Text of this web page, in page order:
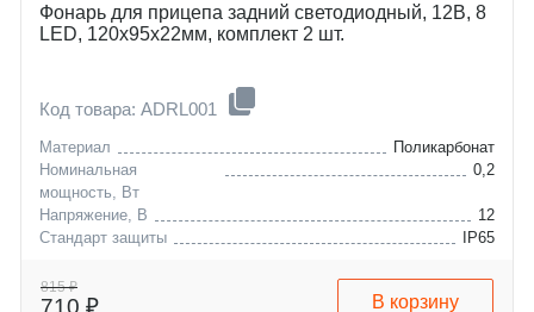
Фонарь для прицепа задний светодиодный, 12В, 8
LED, 120x95x22мм, комплект 2 шт.
Код товара: ADRL001
Материал
Поликарбонат
Номинальная
мощность, Вт
0,2
Напряжение, В
12
Стандарт защиты
IP65
815 ₽
710 ₽ В корзину